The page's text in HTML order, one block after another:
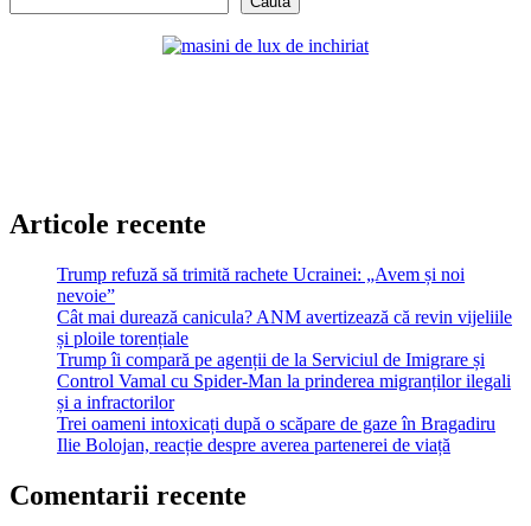
Articole recente
Trump refuză să trimită rachete Ucrainei: „Avem și noi
nevoie”
Cât mai durează canicula? ANM avertizează că revin vijeliile
și ploile torențiale
Trump îi compară pe agenții de la Serviciul de Imigrare și
Control Vamal cu Spider-Man la prinderea migranților ilegali
și a infractorilor
Trei oameni intoxicați după o scăpare de gaze în Bragadiru
Ilie Bolojan, reacție despre averea partenerei de viață
Comentarii recente